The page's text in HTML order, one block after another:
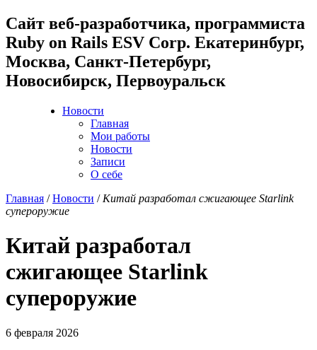
Cайт веб-разработчика, программиста
Ruby on Rails ESV Corp. Екатеринбург,
Москва, Санкт-Петербург,
Новосибирск, Первоуральск
Новости
Главная
Мои работы
Новости
Записи
О себе
Главная /Новости / Китай разработал сжигающее Starlink
супероружие
Китай разработал
сжигающее Starlink
супероружие
6 февраля 2026